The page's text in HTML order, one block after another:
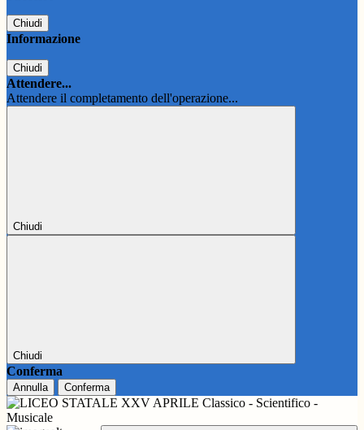
Chiudi
Informazione
Chiudi
Attendere...
Attendere il completamento dell'operazione...
Chiudi
Chiudi
Conferma
Annulla Conferma